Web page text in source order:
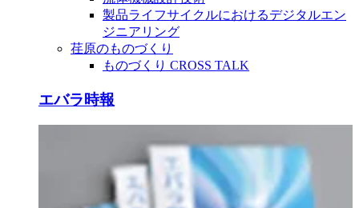
製品ライフサイクルにおけるデジタルエン
ジニアリング
荏原のものづくり
ものづくり CROSS TALK
エバラ時報